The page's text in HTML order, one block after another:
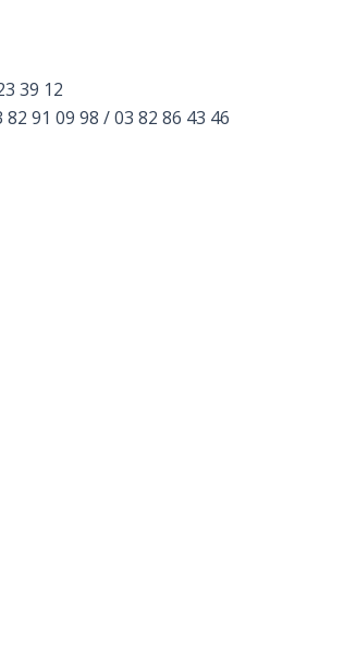
39 12
91 09 98 / 03 82 86 43 46